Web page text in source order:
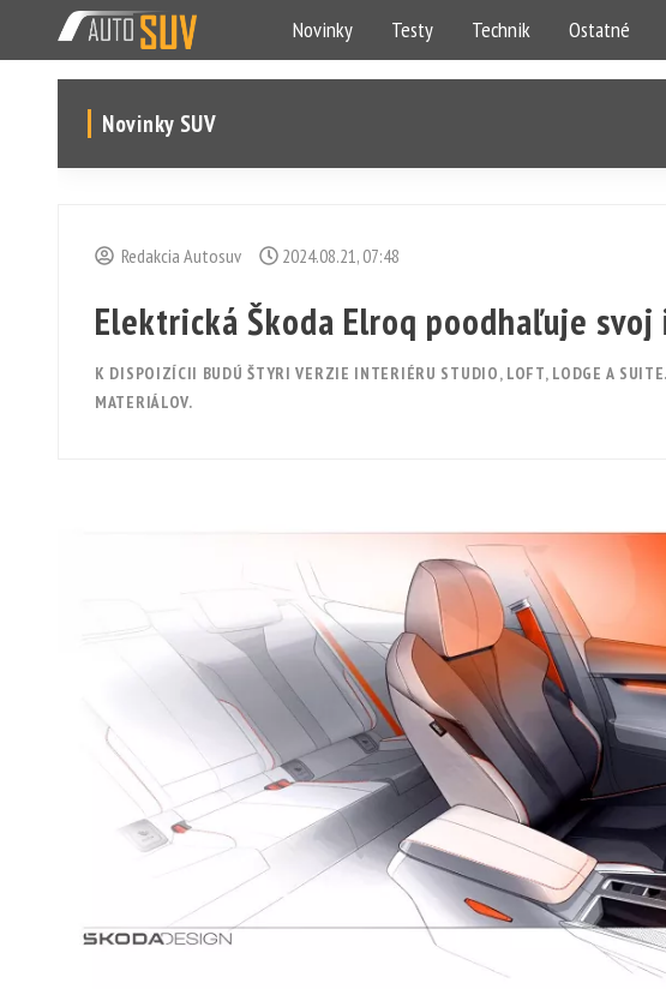
Novinky Testy Technik Ostatné
Novinky SUV
Redakcia Autosuv 2024.08.21, 07:48
Elektrická Škoda Elroq poodhaľuje
K DISPOIZÍCII BUDÚ ŠTYRI VERZIE INTERIÉRU STUDIO, LOFT, LODGE A
MATERIÁLOV.